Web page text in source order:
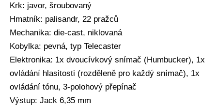
Krk: javor, šroubovaný
Hmatník: palisandr, 22 pražců
Mechanika: die-cast, niklovaná
Kobylka: pevná, typ Telecaster
Elektronika: 1x dvoucívkový snímač (Humbucker), 1x
ovládání hlasitosti (rozděleně pro každý snímač), 1x
ovládání tónu, 3-polohový přepínač
Výstup: Jack 6,35 mm